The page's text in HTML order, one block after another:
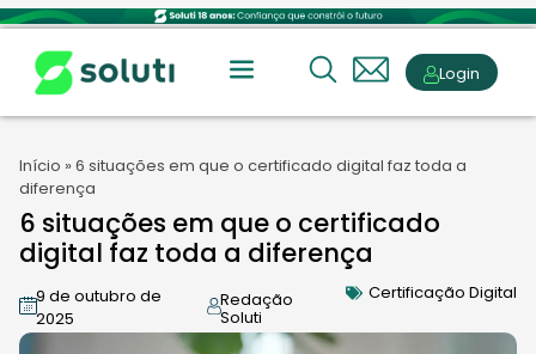
Login
Início » 6 situações em que o certificado digital faz toda a
diferença
6 situações em que o certificado
digital faz toda a diferença
9 de outubro de
2025
Redação
Soluti
Certificação Digital